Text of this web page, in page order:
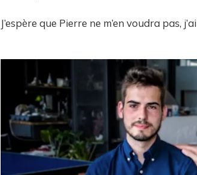
J’espère que Pierre ne m’en voudra pas,